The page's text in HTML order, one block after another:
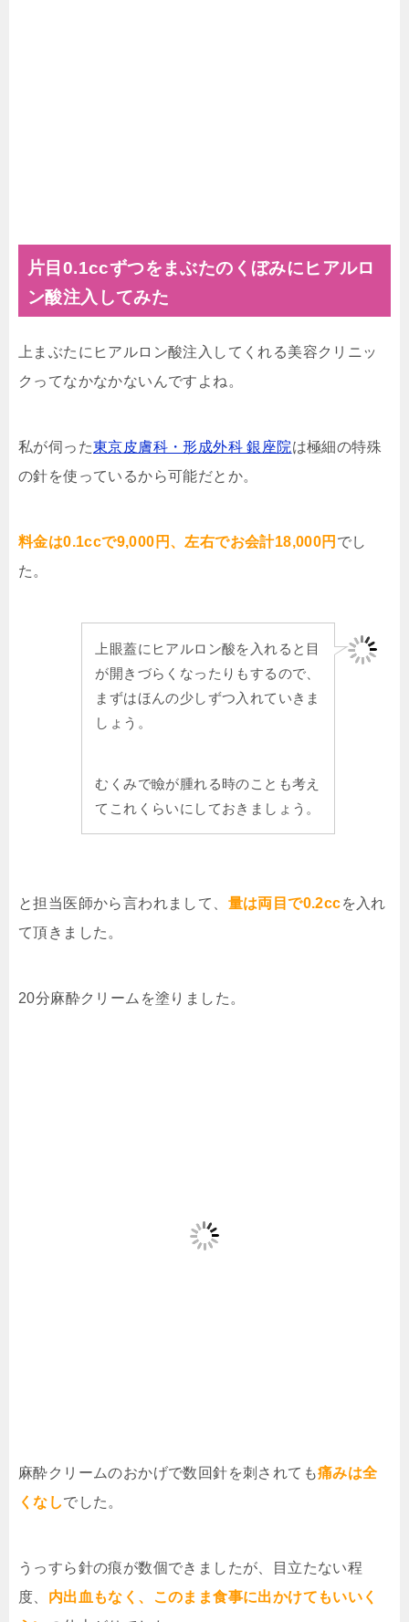
片目0.1ccずつをまぶたのくぼみにヒアルロ
ン酸注入してみた
上まぶたにヒアルロン酸注入してくれる美容クリニッ
クってなかなかないんですよね。
私が伺った東京皮膚科・形成外科 銀座院は極細の特殊
の針を使っているから可能だとか。
料金は0.1ccで9,000円、左右でお会計18,000円 でし
た。
上眼蓋にヒアルロン酸を入れると目
が開きづらくなったりもするので、
まずはほんの少しずつ入れていきま
しょう。
むくみで瞼が腫れる時のことも考え
てこれくらいにしておきましょう。
と担当医師から言われまして、 量は両目で0.2ccを入れ
て頂きました。
20分麻酔クリームを塗りました。
麻酔クリームのおかげで数回針を刺されても痛みは全
くなしでした。
うっすら針の痕が数個できましたが、目立たない程
度、 内出血もなく、このまま食事に出かけてもいいく